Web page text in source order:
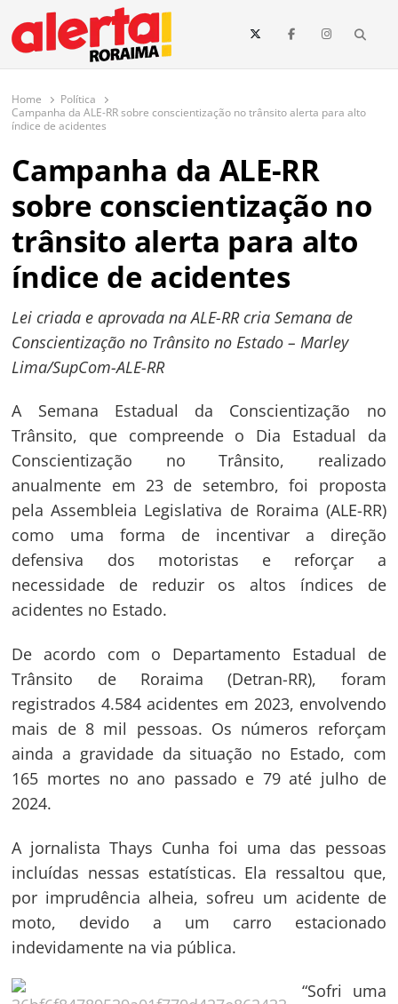
conteúdo
O maior portal de notícias de Roraima
O Alerta Roraima é seu portal de notícias completo sobre política,
e todo o estado de Roraima. Fique sempre informado com
atualizações em tempo real!
Home
Política
Campanha da ALE-RR sobre conscientização no trânsito alerta para alto
índice de acidentes
Campanha da ALE-RR
sobre conscientização no
trânsito alerta para alto
índice de acidentes
Lei criada e aprovada na ALE-RR cria Semana de
Conscientização no Trânsito no Estado – Marley
Lima/SupCom-ALE-RR
A Semana Estadual da Conscientização no
Trânsito, que compreende o Dia Estadual da
Conscientização no Trânsito, realizado
anualmente em 23 de setembro, foi proposta
pela Assembleia Legislativa de Roraima (ALE-RR)
como uma forma de incentivar a direção
defensiva dos motoristas e reforçar a
necessidade de reduzir os altos índices de
acidentes no Estado.
De acordo com o Departamento Estadual de
Trânsito de Roraima (Detran-RR), foram
registrados 4.584 acidentes em 2023, envolvendo
mais de 8 mil pessoas. Os números reforçam
ainda a gravidade da situação no Estado, com
165 mortes no ano passado e 79 até julho de
2024.
A jornalista Thays Cunha foi uma das pessoas
incluídas nessas estatísticas. Ela ressaltou que,
por imprudência alheia, sofreu um acidente de
moto, devido a um carro estacionado
indevidamente na via pública.
“Sofri uma